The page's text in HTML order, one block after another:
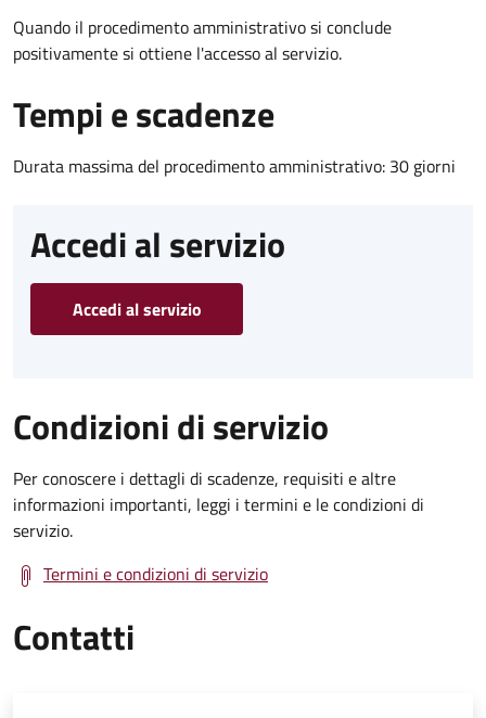
Quando il procedimento amministrativo si conclude
positivamente si ottiene l'accesso al servizio.
Tempi e scadenze
Durata massima del procedimento amministrativo: 30 giorni
Accedi al servizio
Accedi al servizio
Condizioni di servizio
Per conoscere i dettagli di scadenze, requisiti e altre
informazioni importanti, leggi i termini e le condizioni di
servizio.
Termini e condizioni di servizio
Contatti